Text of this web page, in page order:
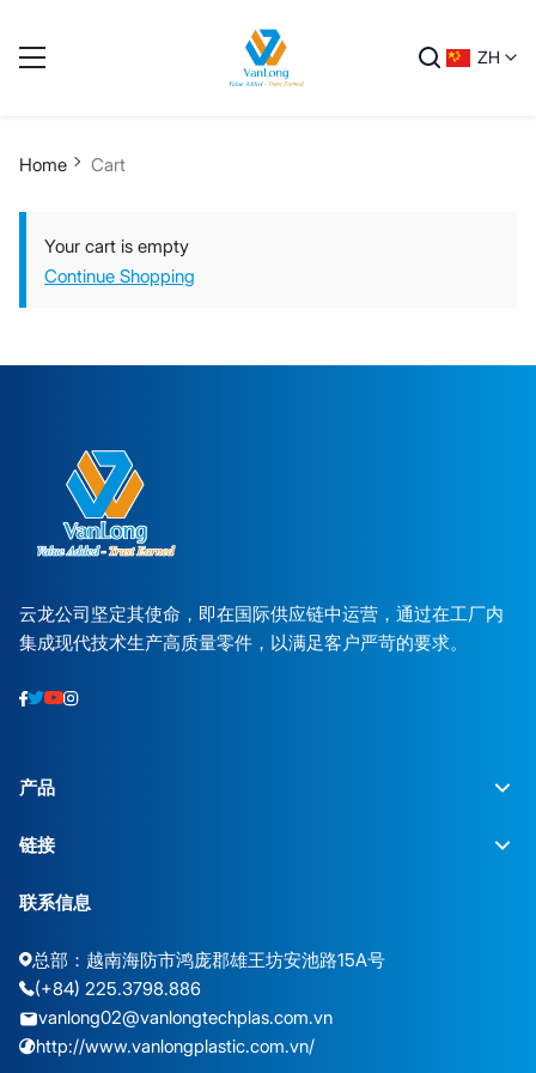
ZH
Home Cart
Your cart is empty
Continue Shopping
云龙公司坚定其使命，即在国际供应链中运营，通过在工厂内
集成现代技术生产高质量零件，以满足客户严苛的要求。
产品
链接
联系信息
总部：越南海防市鸿庞郡雄王坊安池路15A号
(+84) 225.3798.886
vanlong02@vanlongtechplas.com.vn
http://www.vanlongplastic.com.vn/